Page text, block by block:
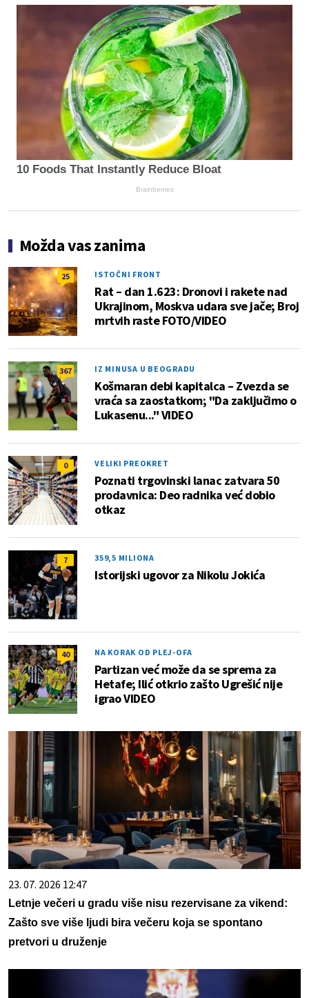
10 Foods That Instantly Reduce Bloat
Brainberries
Možda vas zanima
25 ISTOČNI FRONT
Rat – dan 1.623: Dronovi i rakete nad
Ukrajinom, Moskva udara sve jače; Broj
mrtvih raste FOTO/VIDEO
367 IZ MINUSA U BEOGRADU
Košmaran debi kapitalca – Zvezda se
vraća sa zaostatkom; "Da zaključimo o
Lukasenu..." VIDEO
0 VELIKI PREOKRET
Poznati trgovinski lanac zatvara 50
prodavnica: Deo radnika već dobio
otkaz
7 359,5 MILIONA
Istorijski ugovor za Nikolu Jokića
40 NA KORAK OD PLEJ-OFA
Partizan već može da se sprema za
Hetafe; Ilić otkrio zašto Ugrešić nije
igrao VIDEO
23. 07. 2026 12:47
Letnje večeri u gradu više nisu rezervisane za vikend:
Zašto sve više ljudi bira večeru koja se spontano
pretvori u druženje